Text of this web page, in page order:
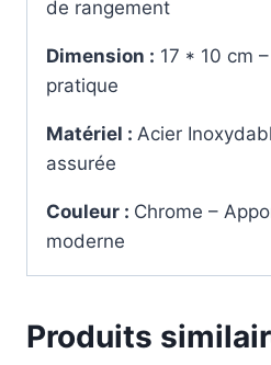
de rangement
Dimension : 17 * 10 cm
pratique
Matériel : Acier
assurée
Couleur : Chrome –
moderne
Produits